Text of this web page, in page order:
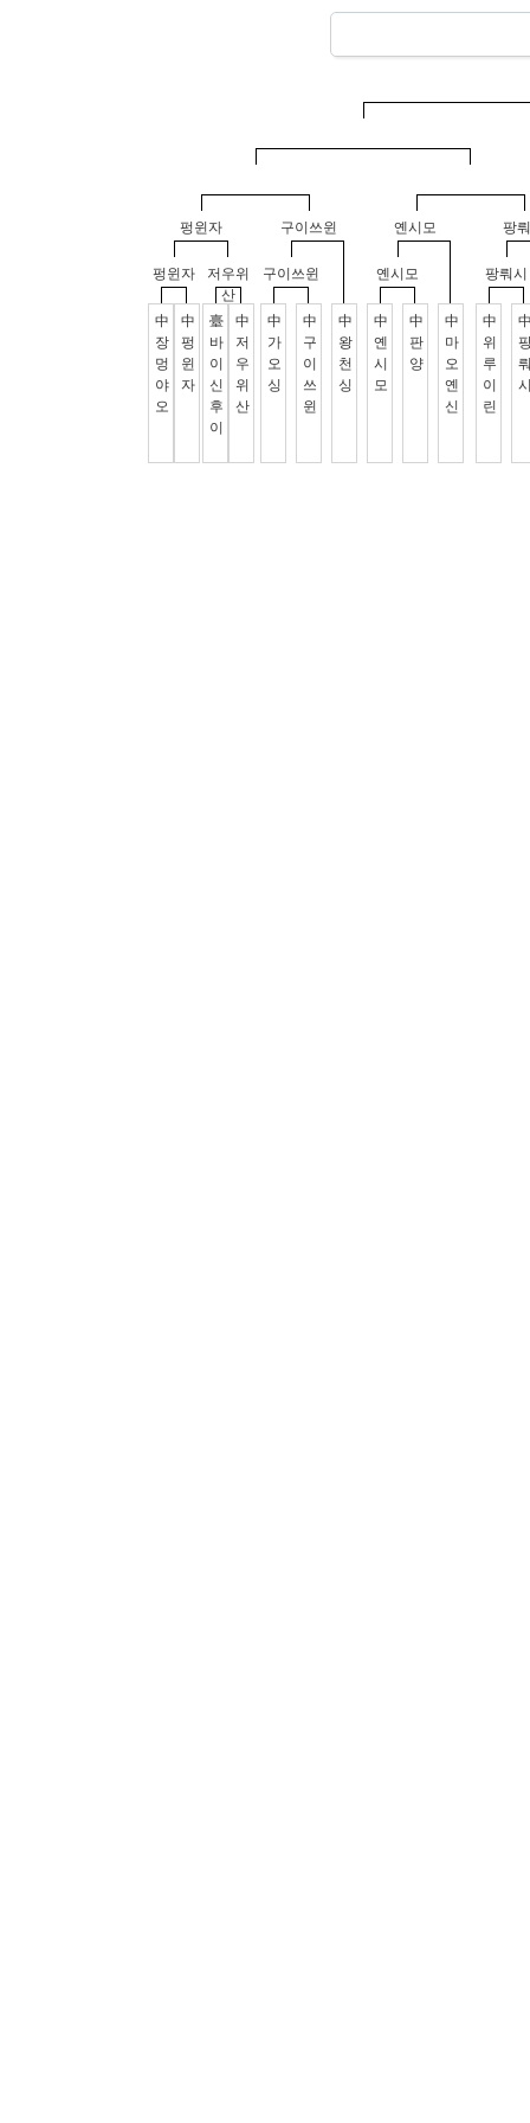
펑윈자
펑윈자
中
장
멍
야
오
中
펑
윈
자
저우위
산
臺
바
이
신
후
이
中
저
우
위
산
구이쓰윈
구이쓰윈
中
가
오
싱
中
구
이
쓰
윈
中
왕
천
싱
옌시모
옌시모
中
옌
시
모
中
판
양
中
마
오
옌
신
팡
팡뤄시
中
위
루
이
린